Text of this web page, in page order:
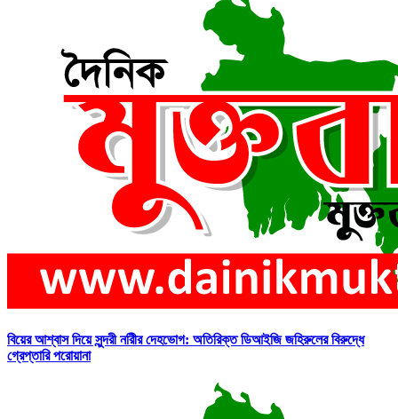
বিয়ের আশ্বাস দিয়ে সুন্দরী নরিীর দেহভোগ: অতিরিক্ত ডিআইজি জহিরুলের বিরুদ্ধে
গ্রেপ্তারি পরোয়ানা